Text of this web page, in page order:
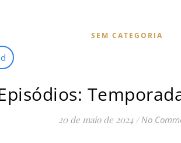
SEM CATEGORIA
20 de maio de 2024 / No